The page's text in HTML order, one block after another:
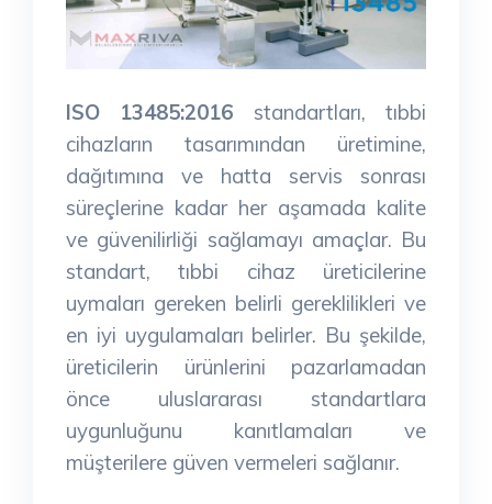
ISO 13485:2016 standartları, tıbbi
cihazların tasarımından üretimine,
dağıtımına ve hatta servis sonrası
süreçlerine kadar her aşamada kalite
ve güvenilirliği sağlamayı amaçlar. Bu
standart, tıbbi cihaz üreticilerine
uymaları gereken belirli gereklilikleri ve
en iyi uygulamaları belirler. Bu şekilde,
üreticilerin ürünlerini pazarlamadan
önce uluslararası standartlara
uygunluğunu kanıtlamaları ve
müşterilere güven vermeleri sağlanır.